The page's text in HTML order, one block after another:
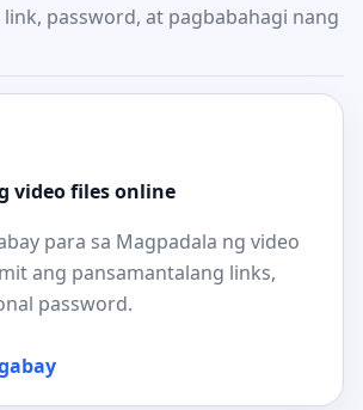
password, at pagbabahagi nang
video files online
para sa Magpadala ng video
ang pansamantalang links,
password.